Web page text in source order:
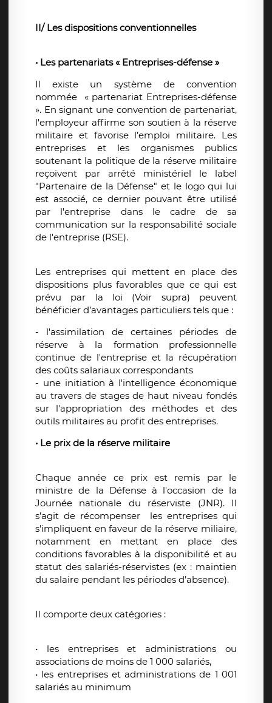
II/ Les dispositions conventionnelles
• Les partenariats « Entreprises-défense »
Il existe un système de convention
nommée « partenariat Entreprises-défense
». En signant une convention de partenariat,
l'employeur affirme son soutien à la réserve
militaire et favorise l’emploi militaire. Les
entreprises et les organismes publics
soutenant la politique de la réserve militaire
reçoivent par arrêté ministériel le label
"Partenaire de la Défense" et le logo qui lui
est associé, ce dernier pouvant être utilisé
par l'entreprise dans le cadre de sa
communication sur la responsabilité sociale
de l'entreprise (RSE).
Les entreprises qui mettent en place des
dispositions plus favorables que ce qui est
prévu par la loi (Voir supra) peuvent
bénéficier d’avantages particuliers tels que :
- l'assimilation de certaines périodes de
réserve à la formation professionnelle
continue de l'entreprise et la récupération
des coûts salariaux correspondants
- une initiation à l'intelligence économique
au travers de stages de haut niveau fondés
sur l'appropriation des méthodes et des
outils militaires au profit des entreprises.
• Le prix de la réserve militaire
Chaque année ce prix est remis par le
ministre de la Défense à l'occasion de la
Journée nationale du réserviste (JNR). Il
s’agit de récompenser les entreprises qui
s'impliquent en faveur de la réserve miliaire,
notamment en mettant en place des
conditions favorables à la disponibilité et au
statut des salariés-réservistes (ex : maintien
du salaire pendant les périodes d’absence).
Il comporte deux catégories :
• les entreprises et administrations ou
associations de moins de 1 000 salariés,
• les entreprises et administrations de 1 001
salariés au minimum